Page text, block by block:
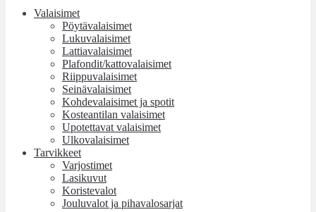
Valaisimet
Pöytävalaisimet
Lukuvalaisimet
Lattiavalaisimet
Plafondit/kattovalaisimet
Riippuvalaisimet
Seinävalaisimet
Kohdevalaisimet ja spotit
Kosteantilan valaisimet
Upotettavat valaisimet
Ulkovalaisimet
Tarvikkeet
Varjostimet
Lasikuvut
Koristevalot
Jouluvalot ja pihavalosarjat